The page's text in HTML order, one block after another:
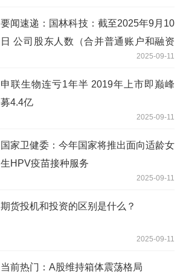
要闻速递：国林科技：截至2025年9月10
日 公司股东人数（合并普通账户和融资
2025-09-11
申联生物连亏1年半 2019年上市即巅峰
募4.4亿
2025-09-11
国家卫健委：今年国家将推出面向适龄女
生HPV疫苗接种服务
2025-09-11
期货投机和投资的区别是什么？
2025-09-11
当前热门：A股维持箱体震荡格局